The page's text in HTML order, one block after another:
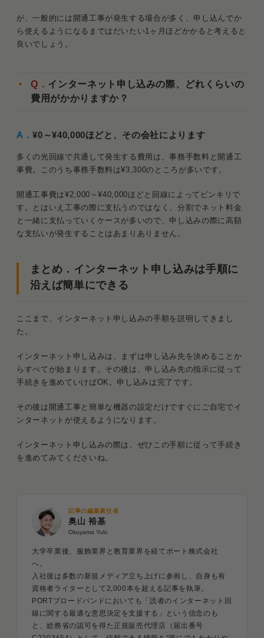
が、一般的には開通工事が発生する場合が多く、申し込んでか
ら使えるようになるまではだいたい1ヶ月ほどかかると考えると
良いでしょう。
Q． インターネット申し込みの際、どれくらいの
費用がかかりますか？
A．¥0～¥40,000ほどと、その会社によります
多くの光回線で共通して発生する費用は、事務手数料と開通工
事費。このうち事務手数料は¥3,300のところが多いです。
開通工事費は¥2,000～¥40,000ほどと回線によってピンキリで
す。とはいえ工事の際に支払うのではなく、分割でネット料金
と一緒に支払っていくケースが多いので、申し込みの際に高額
な支払いが発生することはあまりありません。
まとめ．インターネット申し込みは手順に
沿えば簡単にできる
ここまで、インターネット申し込みの手順を説明してきまし
た。
インターネット申し込みは、まずは申し込み先を決めることか
らすべてが始まります。その後は、申し込み先の指示に従って
手続きを進めていけばOK。申し込みは完了です。
その後は開通工事と簡単な機器の設定だけですぐにご自宅でイ
ンターネットが使えるようになります。
インターネット申し込みの際は、ぜひこの手順に従って手続き
を進めてみてくださいね。
記事の編集責任者
奥山 裕基
Okuyama Yuki
大学卒業後、服飾業界と教育業界を経てポート株式会社
へ。
入社後は多数の新規メディア立ち上げに参画し、自身も有
資格者ライターとして2,000本を超える記事を執筆。
PORTブロードバンドにおいても「読者のインターネット回
線に関する最適な意思決定を支援する」という信念のも
と、総務省の認可を得た正規販売代理店（届出番号